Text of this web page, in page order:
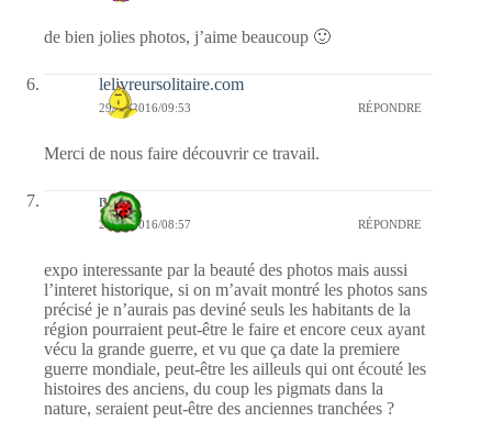
de bien jolies photos, j’aime beaucoup 🙂
lelivreursolitaire.com
29/03/2016/09:53 RÉPONDRE
Merci de nous faire découvrir ce travail.
nessa
29/03/2016/08:57 RÉPONDRE
expo interessante par la beauté des photos mais aussi
l’interet historique, si on m’avait montré les photos sans
précisé je n’aurais pas deviné seuls les habitants de la
région pourraient peut-être le faire et encore ceux ayant
vécu la grande guerre, et vu que ça date la premiere
guerre mondiale, peut-être les ailleuls qui ont écouté les
histoires des anciens, du coup les pigmats dans la
nature, seraient peut-être des anciennes tranchées ?